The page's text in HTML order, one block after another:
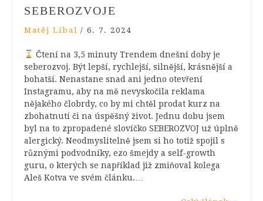
SEBEROZVOJE
Matěj Líbal / 6. 7. 2024
Čtení na 3,5 minuty Trendem dnešní doby je
seberozvoj. Být lepší, rychlejší, silnější, krásnější a
bohatší. Nenastane snad ani jedno otevření
Instagramu, aby na mě nevyskočila reklama
nějakého člobrdy, co by mi chtěl prodat kurz na
zbohatnutí či na úspěšný život. Jednu dobu jsem
byl na to zpropadené slovíčko SEBEROZVOJ už úplně
alergický. Neodmyslitelně jsem si ho totiž spojil s
různými podvodníky, ezo šmejdy a self-growth
guru, o kterých se například již zmiňoval kolega
Aleš Kotva ve svém článku.…